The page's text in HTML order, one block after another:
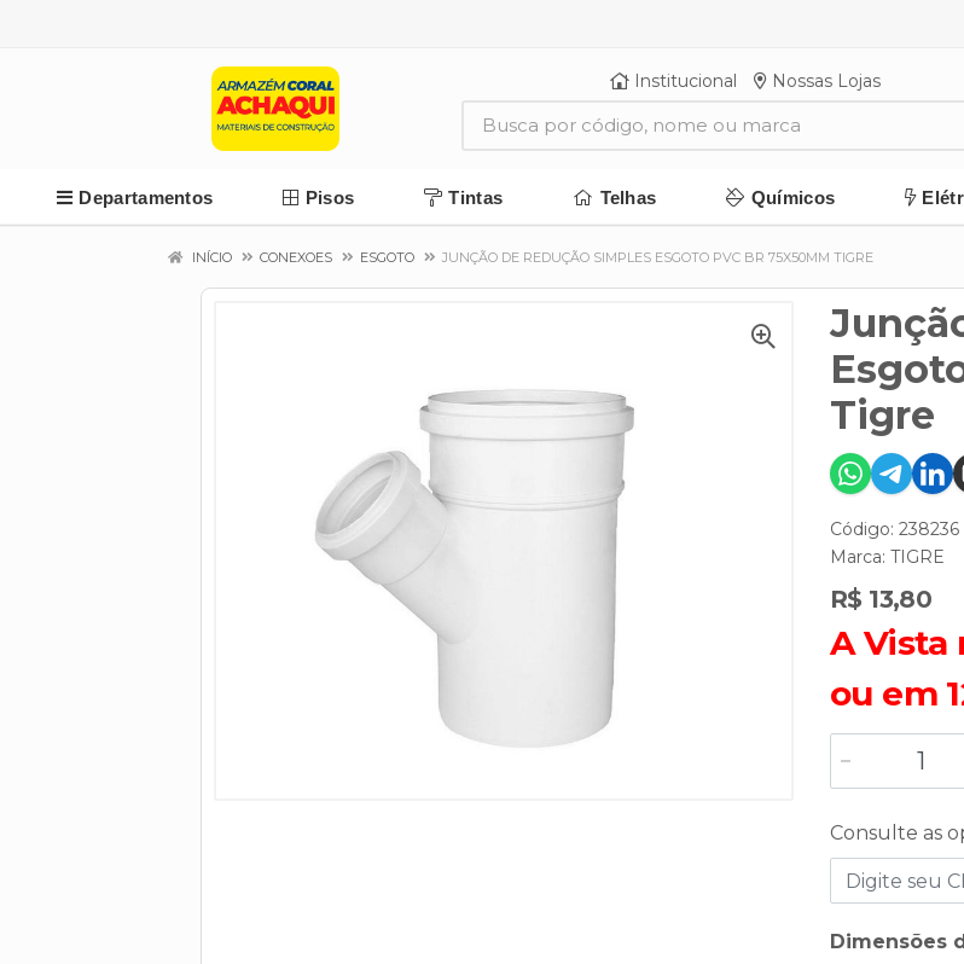
Institucional Nossas Lojas
Departamentos Pisos Tintas Telhas Químicos
INÍCIO CONEXOES ESGOTO JUNÇÃO DE REDUÇÃO SIMPLES ESGOTO PVC BR 75X50MM TIGRE
Tigre
Código: 238236
Marca: TIGRE
R$ 13,80
A Vista
ou em
Consulte as
Dimensões